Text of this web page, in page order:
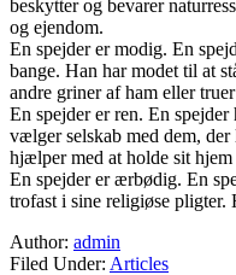
beskytter og bevarer
og ejendom.
En spejder er modig. En
bange. Han har modet til at
andre griner af ham eller
En spejder er ren. En
vælger selskab med dem, der
hjælper med at holde sit hjem
En spejder er ærbødig. En
trofast i sine religiøse pligter.
Author: admin
Filed Under: Articles